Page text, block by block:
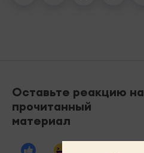
Оставьте реакцию на
прочитанный
материал